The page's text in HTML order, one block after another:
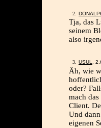
Tja, das
seinem
also
USUL,
Äh, wie
oder?
mach
Client.
Und
eigenen